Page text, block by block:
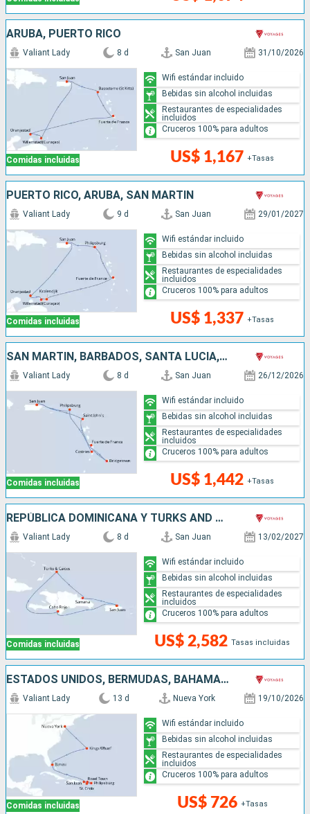
ARUBA, PUERTO RICO
Comidas incluidas
Valiant Lady 8 d San Juan 31/10/2026
US$ 1,167 +Tasas
Wifi estándar incluido
Bebidas sin alcohol incluidas
Restaurantes de especialidades
incluidos
Cruceros 100% para adultos
PUERTO RICO, ARUBA, SAN MARTÍN
Comidas incluidas
Valiant Lady 9 d San Juan 29/01/2027
US$ 1,337 +Tasas
Wifi estándar incluido
Bebidas sin alcohol incluidas
Restaurantes de especialidades
incluidos
Cruceros 100% para adultos
SAN MARTÍN, BARBADOS, SANTA LUCIA, ANTIGUA Y BARBUDA, PUERTO RICO
Comidas incluidas
Valiant Lady 8 d San Juan 26/12/2026
US$ 1,442 +Tasas
Wifi estándar incluido
Bebidas sin alcohol incluidas
Restaurantes de especialidades
incluidos
Cruceros 100% para adultos
REPÚBLICA DOMINICANA Y TURKS AND CAICOS
Comidas incluidas
Valiant Lady 8 d San Juan 13/02/2027
US$ 2,582 Tasas incluidas
Wifi estándar incluido
Bebidas sin alcohol incluidas
Restaurantes de especialidades
incluidos
Cruceros 100% para adultos
ESTADOS UNIDOS, BERMUDAS, BAHAMAS, SAN MARTÍN, PUERTO RICO
Comidas incluidas
Valiant Lady 13 d Nueva York 19/10/2026
US$ 726 +Tasas
Wifi estándar incluido
Bebidas sin alcohol incluidas
Restaurantes de especialidades
incluidos
Cruceros 100% para adultos